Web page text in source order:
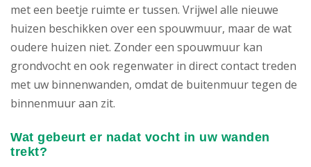
met een beetje ruimte er tussen. Vrijwel alle nieuwe
huizen beschikken over een spouwmuur, maar de wat
oudere huizen niet. Zonder een spouwmuur kan
grondvocht en ook regenwater in direct contact treden
met uw binnenwanden, omdat de buitenmuur tegen de
binnenmuur aan zit.
Wat gebeurt er nadat vocht in uw wanden
trekt?